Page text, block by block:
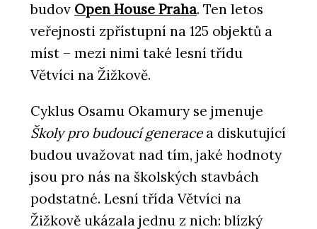
budov Open House Praha. Ten letos
veřejnosti zpřístupní na 125 objektů a
míst – mezi nimi také lesní třídu
Větvíci na Žižkově.
Cyklus Osamu Okamury se jmenuje
Školy pro budoucí generacea diskutující
budou uvažovat nad tím, jaké hodnoty
jsou pro nás na školských stavbách
podstatné. Lesní třída Větvíci na
Žižkově ukázala jednu z nich: blízký